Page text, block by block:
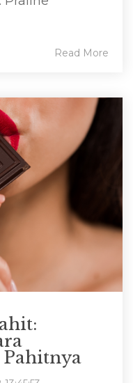
Read More
Pahitnya